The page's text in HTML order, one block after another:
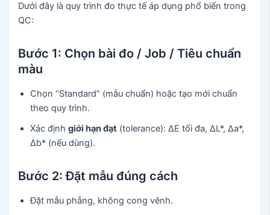
Dưới đây là quy trình đo thực tế áp dụng phổ biến trong
QC:
Bước 1: Chọn bài đo / Job / Tiêu chuẩn
màu
Chọn “Standard” (mẫu chuẩn) hoặc tạo mới chuẩn
theo quy trình.
Xác địnhgiới hạn đạt (tolerance): ΔE tối đa, ΔL*, Δa*,
Δb* (nếu dùng).
Bước 2: Đặt mẫu đúng cách
Đặt mẫu phẳng, không cong vênh.